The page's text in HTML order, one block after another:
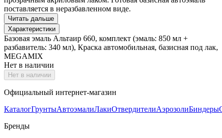
поставляется в неразбавленном виде.
Читать дальше
Характеристики
Базовая эмаль Альтаир 660, комплект (эмаль: 850 мл +
разбавитель: 340 мл), Краска автомобильная, базисная под лак,
MEGAMIX
Нет в наличии
Нет в наличии
Официальный интернет-магазин
КаталогГрунтыАвтоэмалиЛакиОтвердителиАэрозолиБиндеры
Бренды